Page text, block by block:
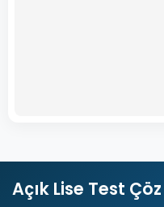
Açık Lise Test Çöz